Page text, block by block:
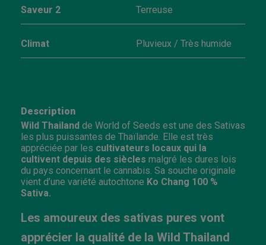
Saveur 2 Terreuse
Climat Pluvieux / Très humide
Description
Wild Thailand de World of Seeds est une des Sativas
les plus puissantes de Thaïlande. Elle est très
appréciée par les cultivateurs locaux qui la
cultivent depuis des siècles malgré les dures lois
du pays concernant le cannabis. Sa souche originale
vient d’une variété autochtone Ko Chang 100 %
Sativa.
Les amoureux des sativas pures vont
apprécier la qualité de la Wild Thailand